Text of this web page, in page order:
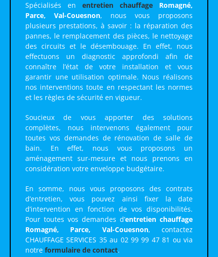
Spécialisés en entretien chauffage Romagné,
Parce, Val-Couesnon, nous vous proposons
plusieurs prestations, à savoir : la réparation des
pannes, le remplacement des pièces, le nettoyage
des circuits et le désembouage. En effet, nous
effectuons un diagnostic approfondi afin de
connaître l’état de votre installation et vous
garantir une utilisation optimale. Nous réalisons
nos interventions toute en respectant les normes
et les règles de sécurité en vigueur.
Soucieux de vous apporter des solutions
complètes, nous intervenons également pour
toutes vos demandes de rénovation de salle de
bain. En effet, nous vous proposons un
aménagement sur-mesure et nous prenons en
considération votre enveloppe budgétaire.
En somme, nous vous proposons des contrats
d’entretien, vous pouvez ainsi fixer la date
d’intervention en fonction de vos disponibilités.
Pour toutes vos demandes d’entretien chauffage
Romagné, Parce, Val-Couesnon, contactez
CHAUFFAGE SERVICES 35 au 02 99 99 47 81 ou via
notre formulaire de contact.